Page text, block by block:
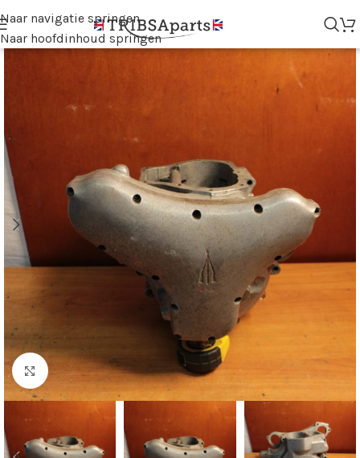
Naar navigatie springen
Naar hoofdinhoud springen
Klik voor vergroting